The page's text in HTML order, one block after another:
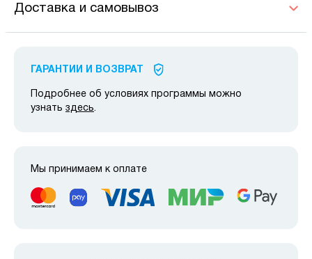
Доставка и самовывоз
ГАРАНТИИ И ВОЗВРАТ
Подробнее об условиях программы можно
узнать здесь.
Мы принимаем к оплате